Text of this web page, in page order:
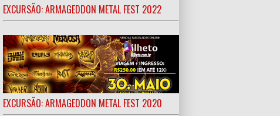
EXCURSÃO: ARMAGEDDON METAL FEST 2022
EXCURSÃO: ARMAGEDDON METAL FEST 2020